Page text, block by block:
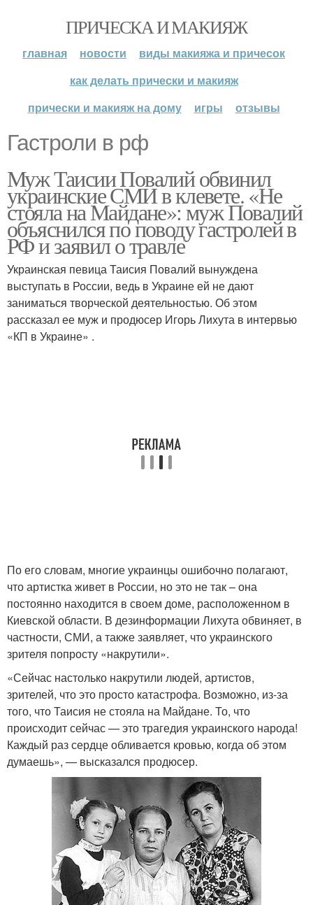
ПРИЧЕСКА И МАКИЯЖ
главная новости
виды макияжа и причесок
как делать прически и макияж
прически и макияж на дому
игры отзывы
Гастроли в рф
Муж Таисии Повалий обвинил
украинские СМИ в клевете. «Не
стояла на Майдане»: муж Повалий
объяснился по поводу гастролей в
РФ и заявил о травле
Украинская певица Таисия Повалий вынуждена
выступать в России, ведь в Украине ей не дают
заниматься творческой деятельностью. Об этом
рассказал ее муж и продюсер Игорь Лихута в интервью
«КП в Украине» .
По его словам, многие украинцы ошибочно полагают,
что артистка живет в России, но это не так – она
постоянно находится в своем доме, расположенном в
Киевской области. В дезинформации Лихута обвиняет, в
частности, СМИ, а также заявляет, что украинского
зрителя попросту «накрутили».
«Сейчас настолько накрутили людей, артистов,
зрителей, что это просто катастрофа. Возможно, из-за
того, что Таисия не стояла на Майдане. То, что
происходит сейчас — это трагедия украинского народа!
Каждый раз сердце обливается кровью, когда об этом
думаешь», — высказался продюсер.